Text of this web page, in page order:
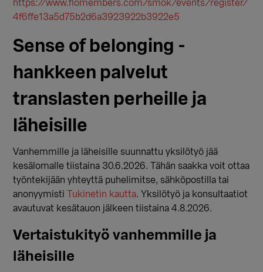
https://www.flomembers.com/smok/events/register/
4f6ffe13a5d75b2d6a3923922b3922e5
Sense of belonging -
hankkeen palvelut
translasten perheille ja
läheisille
Vanhemmille ja läheisille suunnattu yksilötyö jää
kesälomalle tiistaina 30.6.2026. Tähän saakka voit ottaa
työntekijään yhteyttä puhelimitse, sähköpostilla tai
anonyymisti
Tukinetin kautta. Yksilötyö ja konsultaatiot
avautuvat kesätauon jälkeen tiistaina 4.8.2026.
Vertaistukityö vanhemmille ja
läheisille